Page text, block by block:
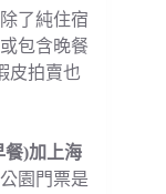
了純住宿
包含晚餐
皮拍賣也
餐)加上海
園門票是